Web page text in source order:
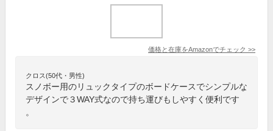
価格と在庫をAmazonでチェック >>
クロス(50代・男性)
スノボー用のリュックタイプのボードケースでシンプルな
デザインで３WAY式なので持ち運びもしやすく便利です
。